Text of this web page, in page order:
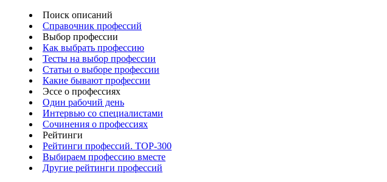
Поиск описаний
Справочник профессий
Выбор профессии
Как выбрать профессию
Тесты на выбор профессии
Статьи о выборе профессии
Какие бывают профессии
Эссе о профессиях
Один рабочий день
Интервью со специалистами
Сочинения о профессиях
Рейтинги
Рейтинги профессий. TOP-300
Выбираем профессию вместе
Другие рейтинги профессий